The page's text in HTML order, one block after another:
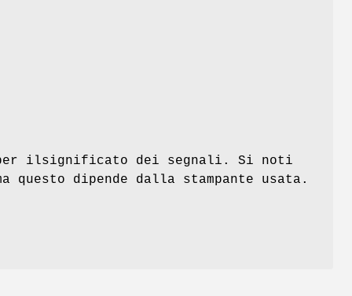
per ilsignificato dei segnali. Si noti
questo dipende dalla stampante usata.